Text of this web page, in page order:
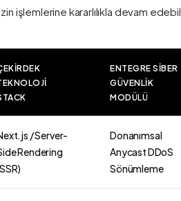
işlemlerine kararlılıkla devam
ENTEGRE SIBER
GÜVENLIK
MODÜLÜ
/ Server-
Rendering
Donanımsal
Anycast DDoS
Sönümleme